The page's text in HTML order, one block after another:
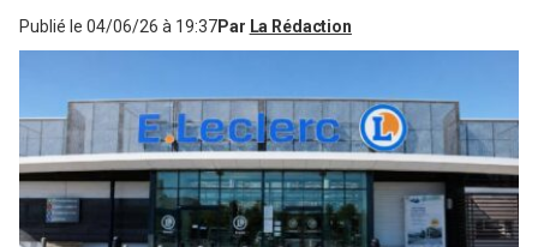
Publié le 04/06/26 à 19:37Par La Rédaction